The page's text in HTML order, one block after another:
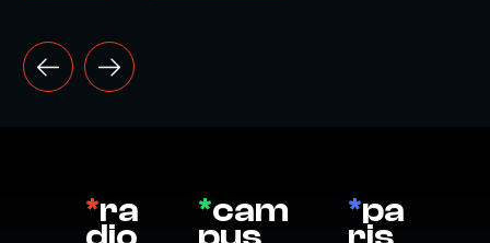
*ra *cam *pa